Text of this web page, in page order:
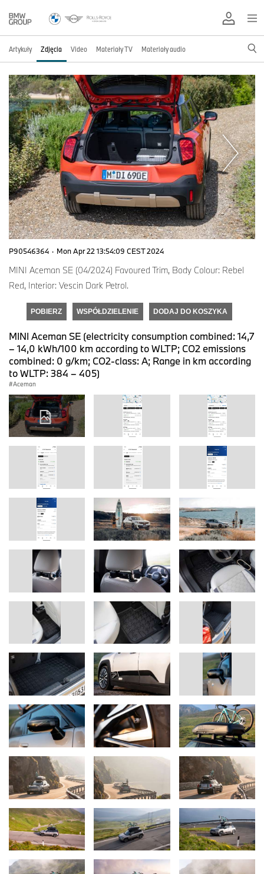
Artykuły Zdjęcia Video Materiały TV Materiały audio
P90546364 · Mon Apr 22 13:54:09 CEST 2024
MINI Aceman SE (04/2024) Favoured Trim, Body Colour: Rebel
Red, Interior: Vescin Dark Petrol.
POBIERZ WSPÓŁDZIELENIE DODAJ DO KOSZYKA
MINI Aceman SE (electricity consumption combined: 14,7
– 14,0 kWh/100 km according to WLTP; CO2 emissions
combined: 0 g/km; CO2-class: A; Range in km according
to WLTP: 384 – 405)
Aceman